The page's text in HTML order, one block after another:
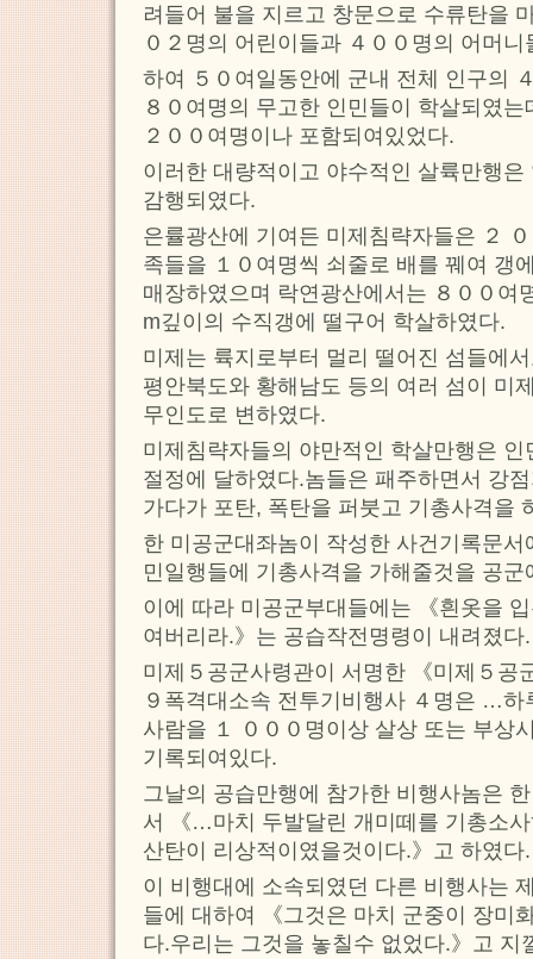
려들어 불을 지르고 창문으로 수류탄을
０２명의 어린이들과 ４００명의 어머
하여 ５０여일동안에 군내 전체 인구의
８０여명의 무고한 인민들이 학살되였
２００여명이나 포함되여있었다.
이러한 대량적이고 야수적인 살륙만행
감행되였다.
은률광산에 기여든 미제침략자들은 ２
족들을 １０여명씩 쇠줄로 배를 꿰여 갱
매장하였으며 락연광산에서는 ８００여
m깊이의 수직갱에 떨구어 학살하였다.
미제는 륙지로부터 멀리 떨어진 섬들에
평안북도와 황해남도 등의 여러 섬이 미
무인도로 변하였다.
미제침략자들의 야만적인 학살만행은
절정에 달하였다.놈들은 패주하면서 강
가다가 포탄, 폭탄을 퍼붓고 기총사격을
한 미공군대좌놈이 작성한 사건기록문
민일행들에 기총사격을 가해줄것을 공
이에 따라 미공군부대들에는 《흰옷을
여버리라.》는 공습작전명령이 내려졌다.
미제５공군사령관이 서명한 《미제５공
９폭격대소속 전투기비행사 ４명은 …
사람을 １ ０００명이상 살상 또는 부상
기록되여있다.
그날의 공습만행에 참가한 비행사놈은
서 《…마치 두발달린 개미떼를 기총소
산탄이 리상적이였을것이다.》고 하였다.
이 비행대에 소속되였던 다른 비행사는
들에 대하여 《그것은 마치 군중이 장미
다.우리는 그것을 놓칠수 없었다.》고 지